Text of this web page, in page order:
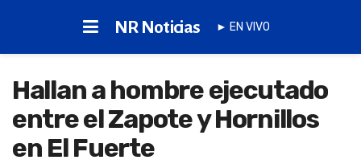
NR Noticias ► EN VIVO
Hallan a hombre ejecutado
entre el Zapote y Hornillos
en El Fuerte